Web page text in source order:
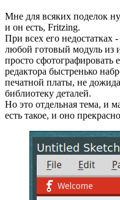
Мне для всяких поделок
и он есть, Fritzing.
При всех его недостатках
любой готовый модуль из
просто
редактора быстренько
печатной платы, не
библиотеку деталей.
Но это отдельная тема, и
есть такое, и оно